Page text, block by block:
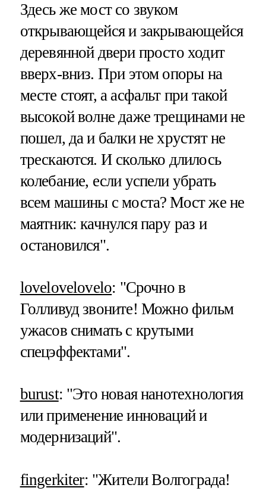
Здесь же мост со звуком
открывающейся и закрывающейся
деревянной двери просто ходит
вверх-вниз. При этом опоры на
месте стоят, а асфальт при такой
высокой волне даже трещинами не
пошел, да и балки не хрустят не
трескаются. И сколько длилось
колебание, если успели убрать
всем машины с моста? Мост же не
маятник: качнулся пару раз и
остановился".
lovelovelovelo: "Срочно в
Голливуд звоните! Можно фильм
ужасов снимать с крутыми
спецэффектами".
burust: "Это новая нанотехнология
или применение инноваций и
модернизаций".
fingerkiter: "Жители Волгограда!